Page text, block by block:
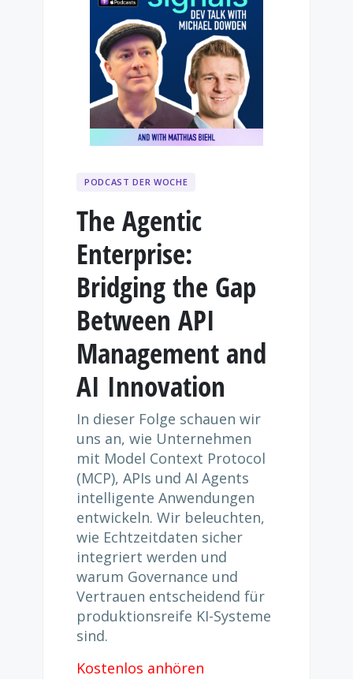
PODCAST DER WOCHE
The Agentic
Enterprise:
Bridging the Gap
Between API
Management and
AI Innovation
In dieser Folge schauen wir
uns an, wie Unternehmen
mit Model Context Protocol
(MCP), APIs und AI Agents
intelligente Anwendungen
entwickeln. Wir beleuchten,
wie Echtzeitdaten sicher
integriert werden und
warum Governance und
Vertrauen entscheidend für
produktionsreife KI-Systeme
sind.
Kostenlos anhören